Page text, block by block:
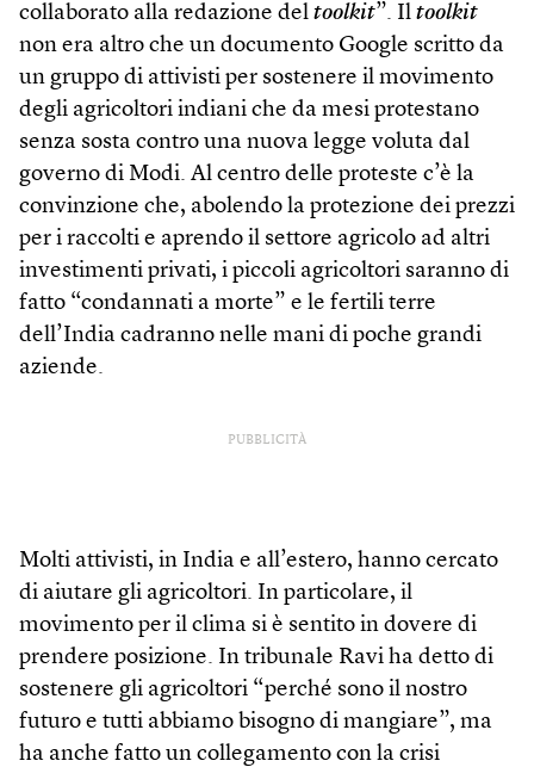
collaborato alla redazione del toolkit”. Il toolkit
non era altro che un documento Google scritto da
un gruppo di attivisti per sostenere il movimento
degli agricoltori indiani che da mesi protestano
senza sosta contro una nuova legge voluta dal
governo di Modi. Al centro delle proteste c’è la
convinzione che, abolendo la protezione dei prezzi
per i raccolti e aprendo il settore agricolo ad altri
investimenti privati, i piccoli agricoltori saranno di
fatto “condannati a morte” e le fertili terre
dell’India cadranno nelle mani di poche grandi
aziende.
PUBBLICITÀ
Molti attivisti, in India e all’estero, hanno cercato
di aiutare gli agricoltori. In particolare, il
movimento per il clima si è sentito in dovere di
prendere posizione. In tribunale Ravi ha detto di
sostenere gli agricoltori “perché sono il nostro
futuro e tutti abbiamo bisogno di mangiare”, ma
ha anche fatto un collegamento con la crisi